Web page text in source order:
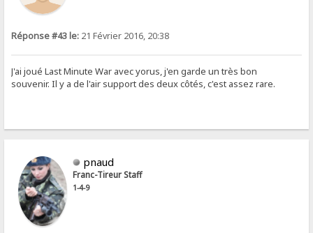
Réponse #43 le: 21 Février 2016, 20:38
J'ai joué Last Minute War avec yorus, j'en garde un très bon
souvenir. Il y a de l'air support des deux côtés, c'est assez rare.
pnaud
Franc-Tireur Staff
1-4-9